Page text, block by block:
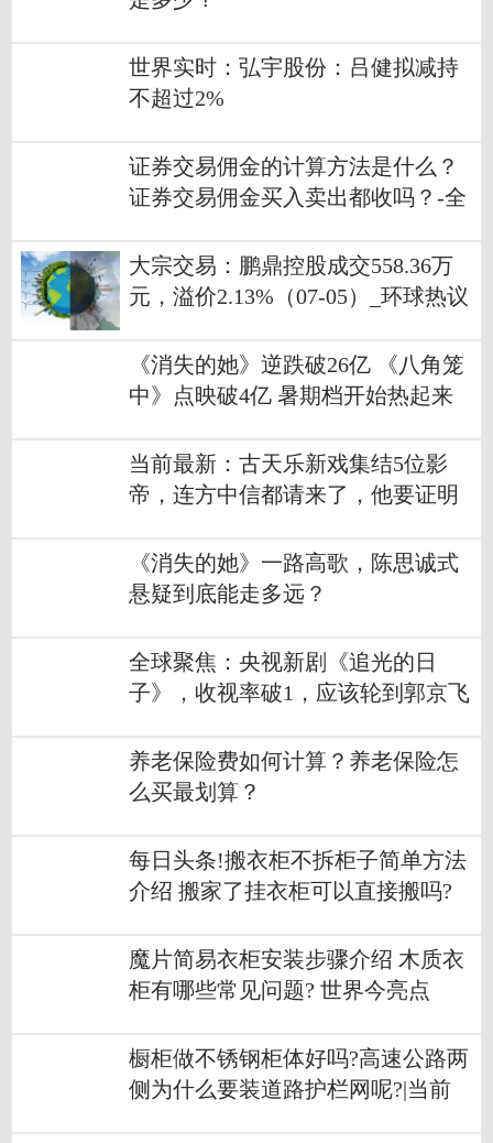
世界实时：弘宇股份：吕健拟减持
不超过2%
证券交易佣金的计算方法是什么？
证券交易佣金买入卖出都收吗？-全
大宗交易：鹏鼎控股成交558.36万
元，溢价2.13%（07-05）_环球热议
《消失的她》逆跌破26亿 《八角笼
中》点映破4亿 暑期档开始热起来
当前最新：古天乐新戏集结5位影
帝，连方中信都请来了，他要证明
《消失的她》一路高歌，陈思诚式
悬疑到底能走多远？
全球聚焦：央视新剧《追光的日
子》，收视率破1，应该轮到郭京飞
养老保险费如何计算？养老保险怎
么买最划算？
每日头条!搬衣柜不拆柜子简单方法
介绍 搬家了挂衣柜可以直接搬吗?
魔片简易衣柜安装步骤介绍 木质衣
柜有哪些常见问题? 世界今亮点
橱柜做不锈钢柜体好吗?高速公路两
侧为什么要装道路护栏网呢?|当前